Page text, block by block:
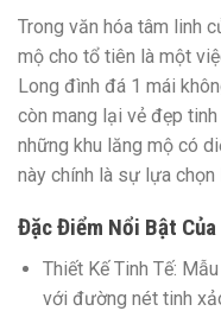
Trong văn hóa tâm linh
mộ cho tổ tiên là một
Long đình đá 1 mái
còn mang lại vẻ đẹp
những khu lăng mộ có
này chính là sự lựa chọn
Đặc Điểm Nổi Bật
Thiết Kế Tinh Tế:
với đường nét tinh